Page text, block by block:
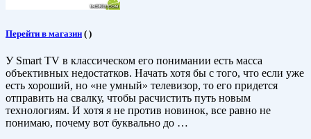
Перейти в магазин ( )
У Smart TV в классическом его понимании есть масса
объективных недостатков. Начать хотя бы с того, что если уже
есть хороший, но «не умный» телевизор, то его придется
отправить на свалку, чтобы расчистить путь новым
технологиям. И хотя я не против новинок, все равно не
понимаю, почему вот буквально до …